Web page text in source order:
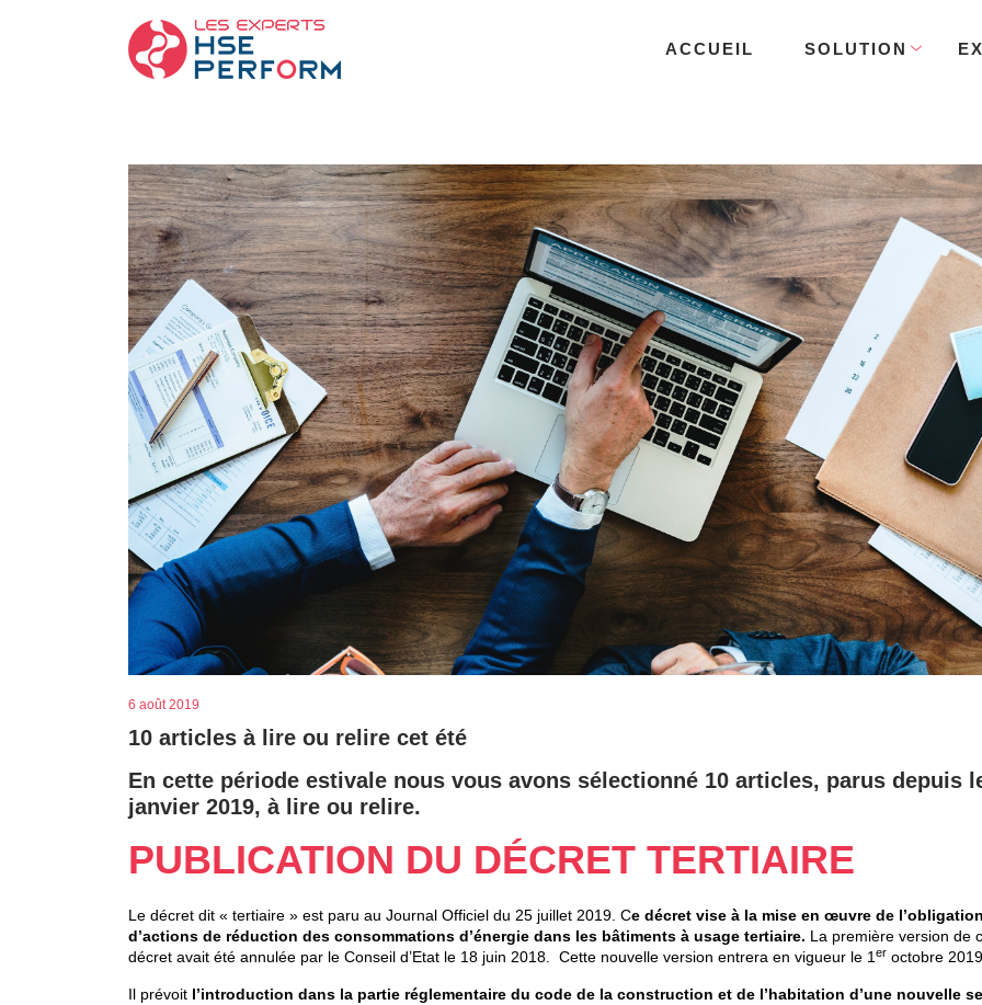
ACCUEIL SOLUTION
6 août 2019
10 articles à lire ou relire cet été
En cette période estivale nous vous avons sélectionné 10 articles, parus depuis
janvier 2019, à lire ou relire.
PUBLICATION DU DÉCRET TERTIAIRE
Le décret dit « tertiaire » est paru au Journal Officiel du 25 juillet 2019. Ce décret vise à la mise en œuvre de l’obligation
d’actions de réduction des consommations d’énergie dans les bâtiments à usage tertiaire. La première version de
décret avait été annulée par le Conseil d’Etat le 18 juin 2018. Cette nouvelle version entrera en vigueur le 1er octobre
Il prévoit l’introduction dans la partie réglementaire du code de la construction et de l’habitation d’une nouvelle